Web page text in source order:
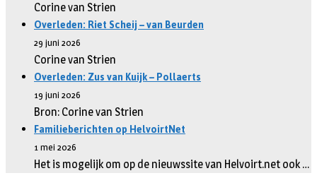
Corine van Strien
Overleden: Riet Scheij – van Beurden
29 juni 2026
Corine van Strien
Overleden: Zus van Kuijk – Pollaerts
19 juni 2026
Bron: Corine van Strien
Familieberichten op HelvoirtNet
1 mei 2026
Het is mogelijk om op de nieuwssite van Helvoirt.net ook …